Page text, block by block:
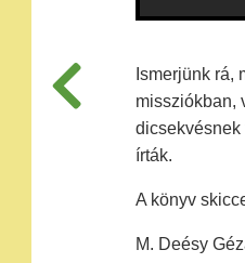
Ismerjünk rá,
missziókban,
dicsekvésnek
írták.
A könyv
M. Deésy